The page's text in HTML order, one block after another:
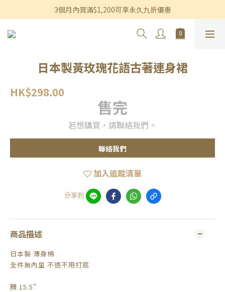
香港及澳門訂單滿$600即享免運費優惠
3個月內買滿$1,200可享永久九折優惠
香港及澳門訂單滿$600即享免運費優惠
日本製黃玫瑰花語古著連身裙
HK$298.00
售完
若想購買，請聯絡我們。
聯絡我們
加入追蹤清單
分享到
商品描述
日本製 薄身棉
全件無內里 不透不用打底
膊 15.5"